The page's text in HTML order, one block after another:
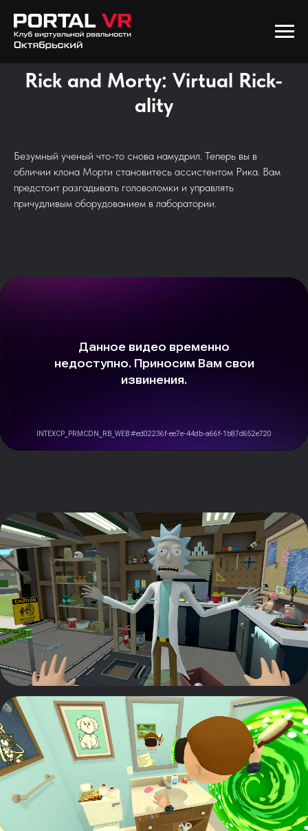
Rick and Morty: Virtual Rick-
ality
Безумный ученый что-то снова намудрил. Теперь вы в
обличии клона Морти становитесь ассистентом Рика. Вам
предстоит разгадывать головоломки и управлять
причудливым оборудованием в лаборатории.